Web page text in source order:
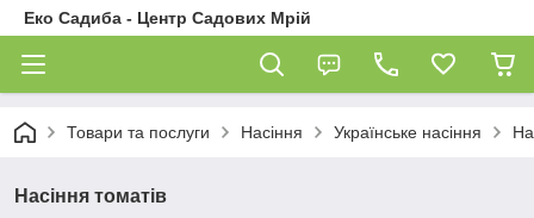
Еко Садиба - Центр Садових Мрій
Товари та послуги Насіння Українське насіння
Насіння томатів